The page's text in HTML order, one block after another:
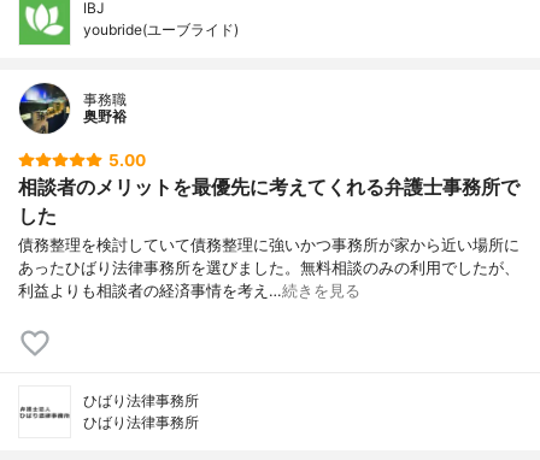
IBJ
youbride(ユーブライド)
事務職
奥野裕
5.00
相談者のメリットを最優先に考えてくれる弁護士事務所で
した
債務整理を検討していて債務整理に強いかつ事務所が家から近い場所に
あったひばり法律事務所を選びました。無料相談のみの利用でしたが、
利益よりも相談者の経済事情を考え…続きを見る
ひばり法律事務所
ひばり法律事務所